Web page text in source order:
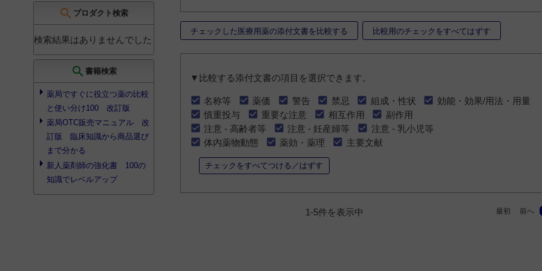
search プロダクト検索
検索結果はありませんでした
search 書籍検索
薬局ですぐに役立つ薬の比較
と使い分け100 改訂版
薬局OTC販売マニュアル 改
訂版 臨床知識から商品選び
まで分かる
新人薬剤師の強化書 100の
知識でレベルアップ
チェックした医療用薬の添付文書を比較する 比較用のチェックをすべてはずす
▼比較する添付文書の項目を選択できます。
名称等 薬価 警告 禁忌 組成・性状
効能・効果/用法・用量
慎重投与
重要な注意 相互作用
副作用
注意 - 高齢者等
注意 - 妊産婦等
注意 - 乳小児等
体内薬物動態
薬効・薬理 主要文献
チェックをすべてつける／はずす
1-5件を表示中 最初 前へ